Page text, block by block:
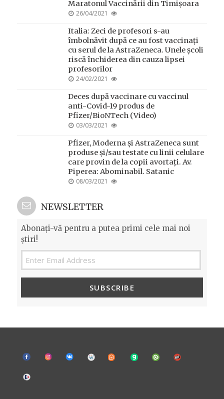
Maratonul Vaccinării din Timișoara
POSTED
26/04/2021
Italia: Zeci de profesori s-au
îmbolnăvit după ce au fost vaccinați
cu serul de la AstraZeneca. Unele școli
riscă închiderea din cauza lipsei
profesorilor
POSTED
24/02/2021
Deces după vaccinare cu vaccinul
anti-Covid-19 produs de
Pfizer/BioNTech (Video)
POSTED
03/03/2021
Pfizer, Moderna și AstraZeneca sunt
produse și/sau testate cu linii celulare
care provin de la copii avortați. Av.
Piperea: Abominabil. Satanic
POSTED
08/03/2021
NEWSLETTER
Abonați-vă pentru a putea primi cele mai noi
știri!
SUBSCRIBE